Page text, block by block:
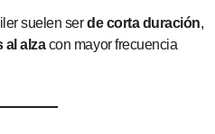
suelen serde corta duración,
al alzacon mayor frecuencia